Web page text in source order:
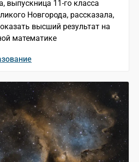
выпускница 11-го класса
Новгорода, рассказала,
высший результат на
математике